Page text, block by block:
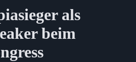
als
beim